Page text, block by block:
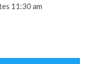
11:30 am